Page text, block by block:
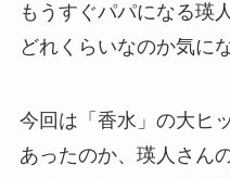
もうすぐパパになる瑛
どれくらいなのか気に
今回は「香水」の大ヒ
あったのか、瑛人さん